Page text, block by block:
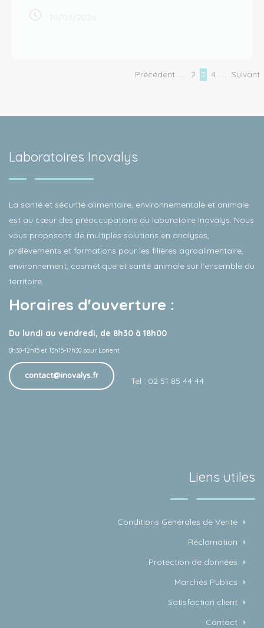
Précédent … 2 3 4 … Suivant
Laboratoires Inovalys
La santé et sécurité alimentaire, environnementale et animale
est au cœur des préoccupations du laboratoire Inovalys. Nous
vous proposons de multiples solutions en analyses,
prélèvements et formations pour les filières agroalimentaire,
environnement, cosmétique et santé animale sur l'ensemble du
territoire.
Horaires d'ouverture :
Du lundi au vendredi, de 8h30 à 18h00
8h30-12h15 et 13h15-17h30 pour Lorient
contact@inovalys.fr
Tel : 02 51 85 44 44
Liens utiles
Conditions Générales de Vente
Réclamation
Protection de données
Marchés Publics
Satisfaction client
Contact